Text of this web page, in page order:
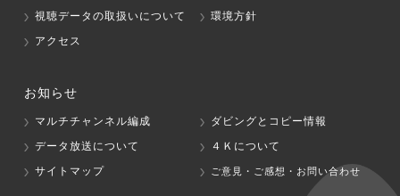
視聴データの取扱いについて
環境方針
アクセス
お知らせ
マルチチャンネル編成
ダビングとコピー情報
データ放送について
４Ｋについて
サイトマップ
ご意見・ご感想・お問い合わせ